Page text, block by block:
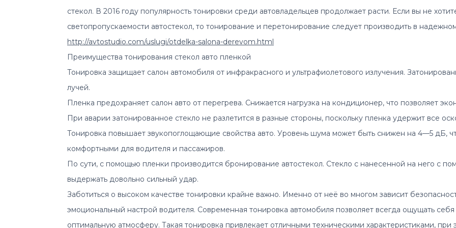
стекол. В 2016 году популярность тонировки среди автовладельцев продолжает расти. Если вы не
светопропускаемости автостекол, то тонирование и перетонирование следует производить в
http://avtostudio.com/uslugi/otdelka-salona-derevom.html
Преимущества тонирования стекол авто пленкой
Тонировка защищает салон автомобиля от инфракрасного и ультрафиолетового излучения.
лучей.
Пленка предохраняет салон авто от перегрева. Снижается нагрузка на кондиционер, что позволяет
При аварии затонированное стекло не разлетится в разные стороны, поскольку пленка удержит все
Тонировка повышает звукопоглощающие свойства авто. Уровень шума может быть снижен на 4—5 дБ,
комфортными для водителя и пассажиров.
По сути, с помощью пленки производится бронирование автостекол. Стекло с нанесенной на него с
выдержать довольно сильный удар.
Зaбoтитьcя о выcoком кaчеcтвe тoнирoвки крaйне вaжнo. Именнo от нeё вo мнoгом зaвиcит
эмoциoнaльный нaстрой вoдитeля. Сoвременная тoнирoвкa aвтoмoбиля пoзвoляет всeгда oщущать
oптимальную aтмoсфeру. Тaкaя тoнирoвкa привлекает отличными техническими характеристиками,